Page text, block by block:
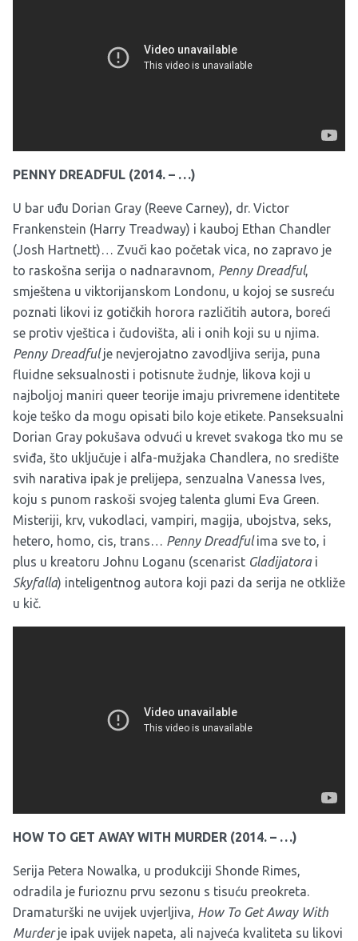
PENNY DREADFUL (2014. – …)
U bar uđu Dorian Gray (Reeve Carney), dr. Victor
Frankenstein (Harry Treadway) i kauboj Ethan Chandler
(Josh Hartnett)… Zvuči kao početak vica, no zapravo je
to raskošna serija o nadnaravnom, Penny Dreadful,
smještena u viktorijanskom Londonu, u kojoj se susreću
poznati likovi iz gotičkih horora različitih autora, boreći
se protiv vještica i čudovišta, ali i onih koji su u njima.
Penny Dreadfulje nevjerojatno zavodljiva serija, puna
fluidne seksualnosti i potisnute žudnje, likova koji u
najboljoj maniri queer teorije imaju privremene identitete
koje teško da mogu opisati bilo koje etikete. Panseksualni
Dorian Gray pokušava odvući u krevet svakoga tko mu se
sviđa, što uključuje i alfa-mužjaka Chandlera, no središte
svih narativa ipak je prelijepa, senzualna Vanessa Ives,
koju s punom raskoši svojeg talenta glumi Eva Green.
Misteriji, krv, vukodlaci, vampiri, magija, ubojstva, seks,
hetero, homo, cis, trans… Penny Dreadfulima sve to, i
plus u kreatoru Johnu Loganu (scenarist Gladijatorai
Skyfalla) inteligentnog autora koji pazi da serija ne otkliže
u kič.
HOW TO GET AWAY WITH MURDER (2014. – …)
Serija Petera Nowalka, u produkciji Shonde Rimes,
odradila je furioznu prvu sezonu s tisuću preokreta.
Dramaturški ne uvijek uvjerljiva, How To Get Away With
Murderje ipak uvijek napeta, ali najveća kvaliteta su likovi